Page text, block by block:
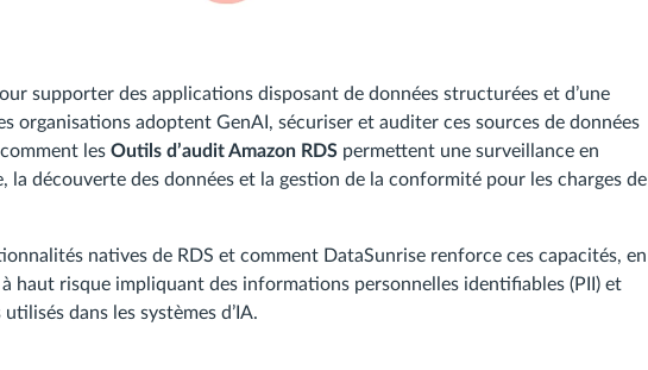
supporter des applications disposant de données structurées et d’une
organisations adoptent GenAI, sécuriser et auditer ces sources de données
les Outils d’audit Amazon RDS permettent une surveillance en
la découverte des données et la gestion de la conformité pour les charges de
natives de RDS et comment DataSunrise renforce ces capacités, en
haut risque impliquant des informations personnelles identifiables (PII) et
dans les systèmes d’IA.